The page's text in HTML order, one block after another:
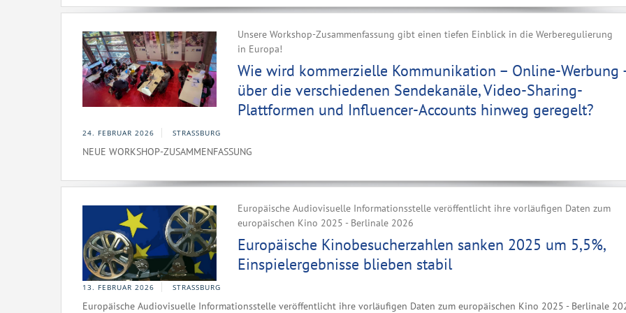
Unsere Workshop-Zusammenfassung gibt einen tiefen Einblick in die Werberegulierung
in Europa!
Wie wird kommerzielle Kommunikation – Online-Werbung
über die verschiedenen Sendekanäle, Video-Sharing-
Plattformen und Influencer-Accounts hinweg geregelt?
24. FEBRUAR 2026 STRASSBURG
NEUE WORKSHOP-ZUSAMMENFASSUNG
Europäische Audiovisuelle Informationsstelle veröffentlicht ihre vorläufigen Daten zum
europäischen Kino 2025 - Berlinale 2026
Europäische Kinobesucherzahlen sanken 2025 um 5,5%,
Einspielergebnisse blieben stabil
13. FEBRUAR 2026 STRASSBURG
Europäische Audiovisuelle Informationsstelle veröffentlicht ihre vorläufigen Daten zum europäischen Kino 2025 - Berlinale